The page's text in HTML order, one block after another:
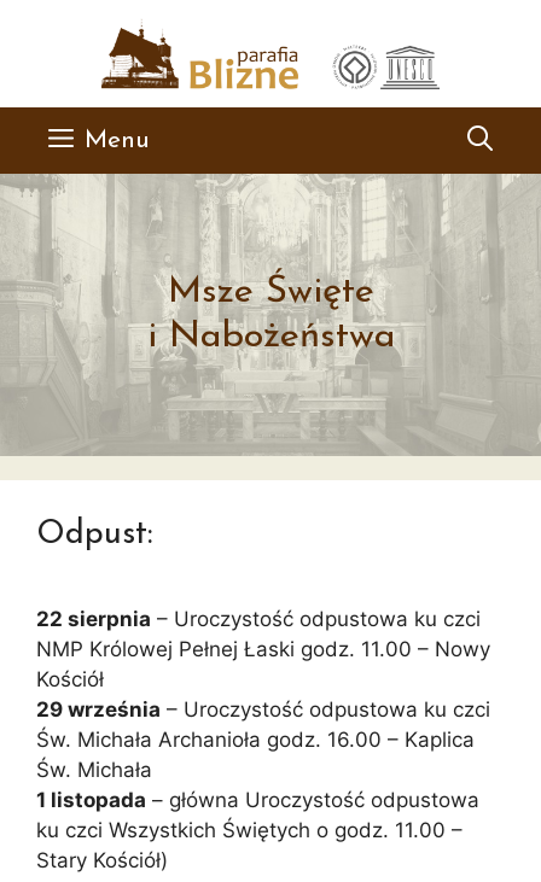
Menu
Msze Święte
i Nabożeństwa
Odpust:
22 sierpnia – Uroczystość odpustowa ku czci
NMP Królowej Pełnej Łaski godz. 11.00 – Nowy
Kościół
29 września – Uroczystość odpustowa ku czci
Św. Michała Archanioła godz. 16.00 – Kaplica
Św. Michała
1 listopada – główna Uroczystość odpustowa
ku czci Wszystkich Świętych o godz. 11.00 –
Stary Kościół)